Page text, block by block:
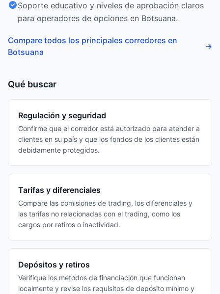
Soporte educativo y niveles de aprobación claros
para operadores de opciones en Botsuana.
Compare todos los principales corredores en
Botsuana
→
Qué buscar
Regulación y seguridad
Confirme que el corredor está autorizado para atender a
clientes en su país y que los fondos de los clientes están
debidamente protegidos.
Tarifas y diferenciales
Compare las comisiones de trading, los diferenciales y
las tarifas no relacionadas con el trading, como los
cargos por retiros o inactividad.
Depósitos y retiros
Verifique los métodos de financiación que funcionan
localmente y revise los requisitos de depósito mínimo y